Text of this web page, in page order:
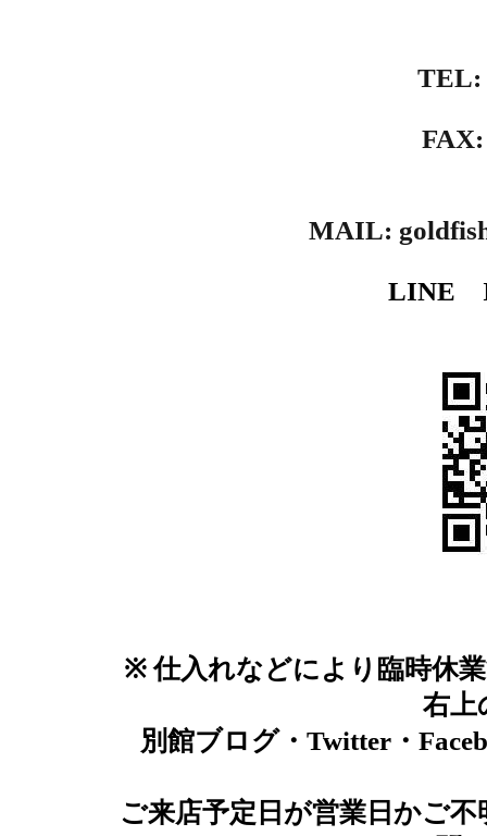
TEL:
FAX:
MAIL:
LINE
※ 仕入れなどにより臨時休
右上
別館ブログ・Twitter・
ご来店予定日が営業日かご